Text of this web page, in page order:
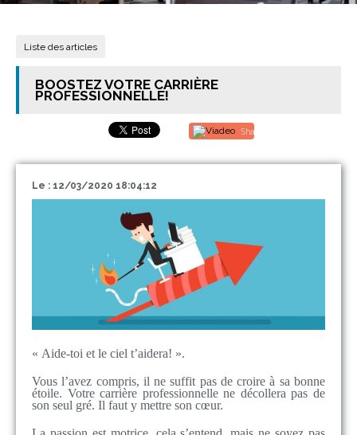
Liste des articles
BOOSTEZ VOTRE CARRIÈRE
PROFESSIONNELLE!
Share
Le : 12/03/2020 18:04:12
« Aide-toi et le ciel t’aidera! ».
Vous l’avez compris, il ne suffit pas de croire à sa bonne
étoile. Votre carrière professionnelle ne décollera pas de
son seul gré. Il faut y mettre son cœur.